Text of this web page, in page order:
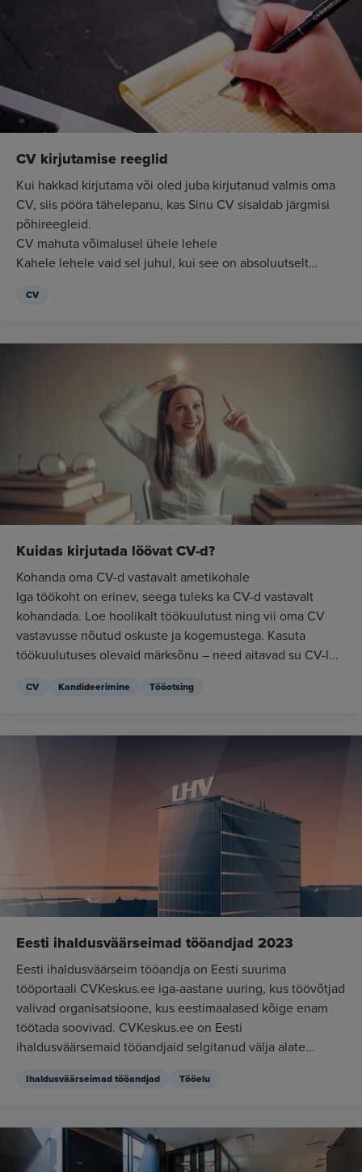
CV kirjutamise reeglid
Kui hakkad kirjutama või oled juba kirjutanud valmis oma
CV, siis pööra tähelepanu, kas Sinu CV sisaldab järgmisi
põhireegleid.
CV mahuta võimalusel ühele lehele
Kahele lehele vaid sel juhul, kui see on absoluutselt
CV
Kuidas kirjutada löövat CV-d?
Kohanda oma CV-d vastavalt ametikohale
Iga töökoht on erinev, seega tuleks ka CV-d vastavalt
kohandada. Loe hoolikalt töökuulutust ning vii oma CV
vastavusse nõutud oskuste ja kogemustega. Kasuta
töökuulutuses olevaid märksõnu – need aitavad su CV-l...
CV Kandideerimine Tööotsing
Eesti ihaldusväärseimad tööandjad 2023
Eesti ihaldusväärseim tööandja on Eesti suurima
tööportaali CVKeskus.ee iga-aastane uuring, kus töövõtjad
valivad organisatsioone, kus eestimaalased kõige enam
töötada soovivad. CVKeskus.ee on Eesti
ihaldusväärsemaid tööandjaid selgitanud välja alate...
Ihaldusväärseimad tööandjad Tööelu